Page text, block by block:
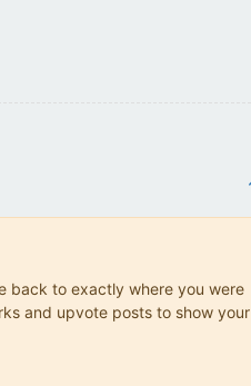
back to exactly where you were
and upvote posts to show your